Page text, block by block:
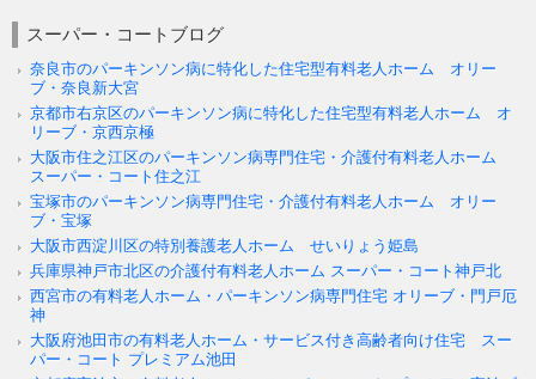
スーパー・コートブログ
奈良市のパーキンソン病に特化した住宅型有料老人ホーム オリー
ブ・奈良新大宮
京都市右京区のパーキンソン病に特化した住宅型有料老人ホーム オ
リーブ・京西京極
大阪市住之江区のパーキンソン病専門住宅・介護付有料老人ホーム
スーパー・コート住之江
宝塚市のパーキンソン病専門住宅・介護付有料老人ホーム オリー
ブ・宝塚
大阪市西淀川区の特別養護老人ホーム せいりょう姫島
兵庫県神戸市北区の介護付有料老人ホーム スーパー・コート神戸北
西宮市の有料老人ホーム・パーキンソン病専門住宅 オリーブ・門戸厄
神
大阪府池田市の有料老人ホーム・サービス付き高齢者向け住宅 スー
パー・コート プレミアム池田